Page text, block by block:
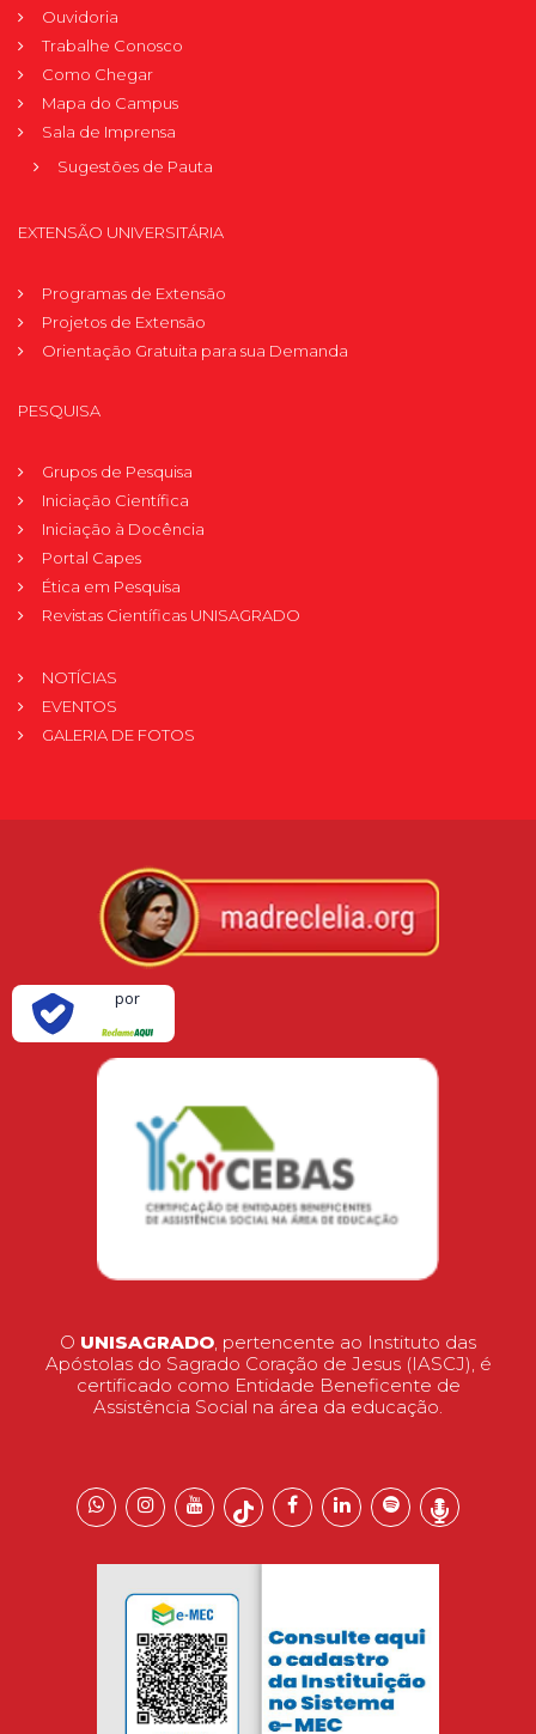
Ouvidoria
Trabalhe Conosco
Como Chegar
Mapa do Campus
Sala de Imprensa
Sugestões de Pauta
EXTENSÃO UNIVERSITÁRIA
Programas de Extensão
Projetos de Extensão
Orientação Gratuita para sua Demanda
PESQUISA
Grupos de Pesquisa
Iniciação Científica
Iniciação à Docência
Portal Capes
Ética em Pesquisa
Revistas Científicas UNISAGRADO
NOTÍCIAS
EVENTOS
GALERIA DE FOTOS
por
O UNISAGRADO, pertencente ao Instituto das
Apóstolas do Sagrado Coração de Jesus (IASCJ), é
certificado como Entidade Beneficente de
Assistência Social na área da educação.